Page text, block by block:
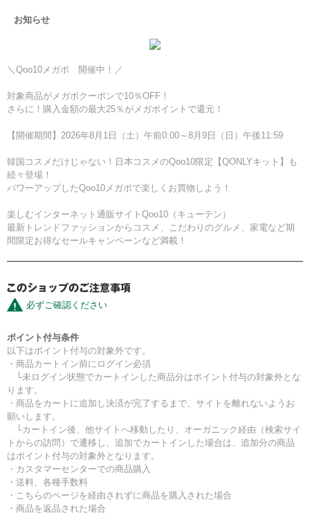
お知らせ
＼Qoo10メガポ 開催中！／
対象商品がメガポクーポンで10％OFF！
さらに！購入金額の最大25％がメガポイントで還元！
【開催期間】2026年8月1日（土）午前0:00～8月9日（日）午後11:59
韓国コスメだけじゃない！日本コスメのQoo10限定【QONLYキット】も
続々登場！
パワーアップしたQoo10メガポで楽しくお買物しよう！
楽しむインターネット通販サイトQoo10（キューテン）
最新トレンドファッションからコスメ、こだわりのグルメ、家電など期
間限定お得なセールキャンペーンなど満載！
必ずご確認ください
ポイント付与条件
以下はポイント付与の対象外です。
・商品カートイン前にログイン必須
└未ログイン状態でカートインした商品分はポイント付与の対象外とな
ります。
・商品をカートに追加し決済が完了するまで、サイトを離れないようお
願いします。
└カートイン後、他サイトへ移動したり、オーガニック経由（検索サイ
トからの訪問）で遷移し、追加でカートインした場合は、追加分の商品
はポイント付与の対象外となります。
・カスタマーセンターでの商品購入
・送料、各種手数料
・こちらのページを経由されずに商品を購入された場合
・商品を返品された場合